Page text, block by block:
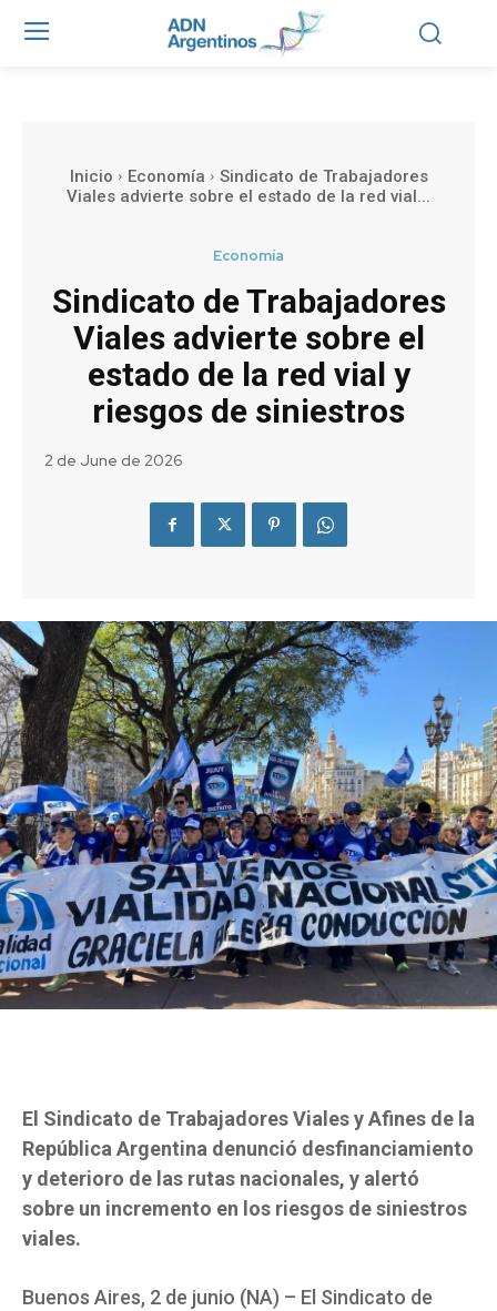
Inicio Economía
Sindicato de Trabajadores
Viales advierte sobre el estado de la red vial...
Economía
Sindicato de Trabajadores
Viales advierte sobre el
estado de la red vial y
riesgos de siniestros
2 de June de 2026
El Sindicato de Trabajadores Viales y Afines de la
República Argentina denunció desfinanciamiento
y deterioro de las rutas nacionales, y alertó
sobre un incremento en los riesgos de siniestros
viales.
Buenos Aires, 2 de junio (NA) – El Sindicato de